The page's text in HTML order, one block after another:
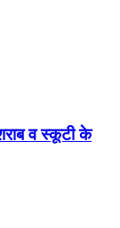
व स्कूटी के